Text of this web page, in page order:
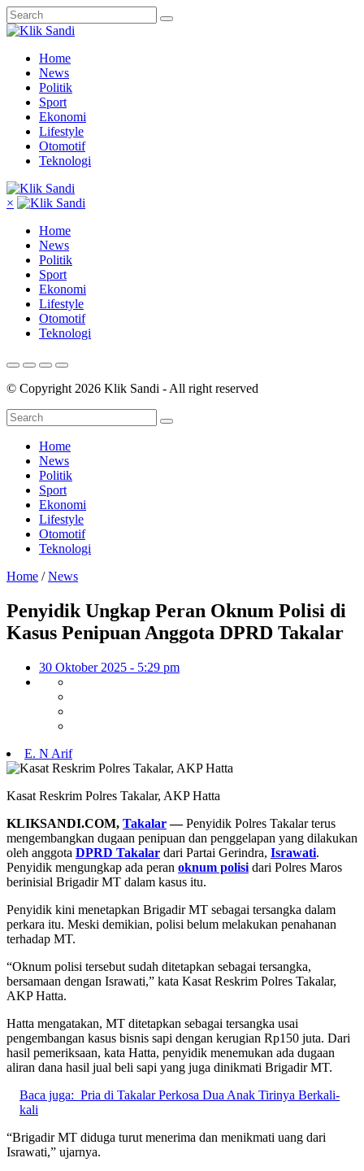
Home
News
Politik
Sport
Ekonomi
Lifestyle
Otomotif
Teknologi
×
Home
News
Politik
Sport
Ekonomi
Lifestyle
Otomotif
Teknologi
© Copyright 2026 Klik Sandi - All right reserved
Home
News
Politik
Sport
Ekonomi
Lifestyle
Otomotif
Teknologi
Home /News
Penyidik Ungkap Peran Oknum Polisi di
Kasus Penipuan Anggota DPRD Takalar
30 Oktober 2025 - 5:29 pm
E. N Arif
Kasat Reskrim Polres Takalar, AKP Hatta
KLIKSANDI.COM, Takalar—Penyidik Polres Takalar terus
mengembangkan dugaan penipuan dan penggelapan yang dilakukan
oleh anggota DPRD Takalar dari Partai Gerindra, Israwati.
Penyidik mengungkap ada peran oknum polisi dari Polres Maros
berinisial Brigadir MT dalam kasus itu.
Penyidik kini menetapkan Brigadir MT sebagai tersangka dalam
perkara itu. Meski demikian, polisi belum melakukan penahanan
terhadap MT.
“Oknum polisi tersebut sudah ditetapkan sebagai tersangka,
bersamaan dengan Israwati,” kata Kasat Reskrim Polres Takalar,
AKP Hatta.
Hatta mengatakan, MT ditetapkan sebagai tersangka usai
pengembangan kasus bisnis sapi dengan kerugian Rp150 juta. Dari
hasil pemeriksaan, kata Hatta, penyidik menemukan ada dugaan
aliran dana hasil jual beli sapi yang juga dinikmati Brigadir MT.
Baca juga: Pria di Takalar Perkosa Dua Anak Tirinya Berkali-
kali
“Brigadir MT diduga turut menerima dan menikmati uang dari
Israwati,” ujarnya.